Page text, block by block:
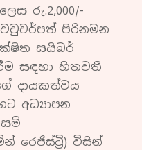
රු.2,000/-
පිරිනමන
සයිබර්
සඳහා හිතවතී
දායකත්වය
අධ්‍යාපන
රෙජිස්ට්‍රි) විසින්